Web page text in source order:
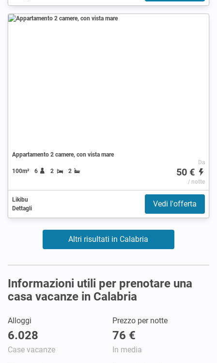
Appartamento 2 camere, con vista mare
100m² 6 2 2
Da
50 €
/ notte
Likibu
Dettagli
Vedi l'offerta
Altri risultati in Calabria
Informazioni utili per prenotare una
casa vacanze in Calabria
Alloggi
6.028
Case vacanze
Prezzo per notte
76 €
In media